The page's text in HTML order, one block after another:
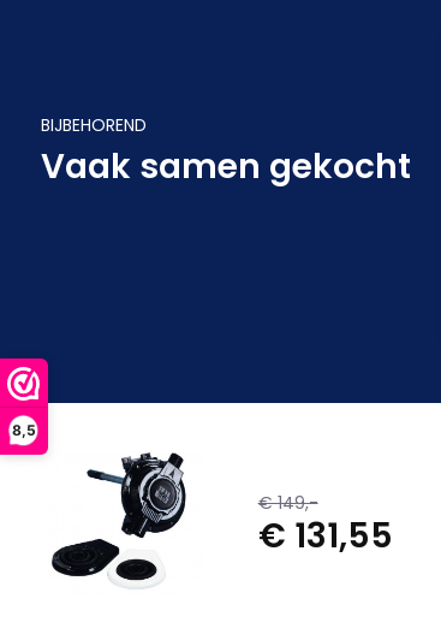
8,5
BIJBEHOREND
Vaak samen gekocht
€ 149,-
€ 131,55